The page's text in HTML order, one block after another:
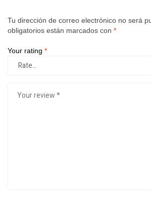
Tu dirección de correo electrónico no será
obligatorios están marcados con *
Your rating *